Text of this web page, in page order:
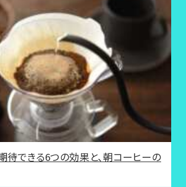
待できる6つの効果と、朝コーヒーの